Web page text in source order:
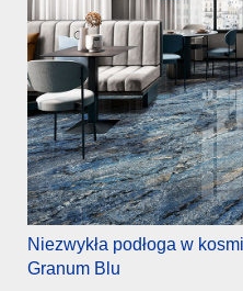
Niezwykła podłoga w
Granum Blu